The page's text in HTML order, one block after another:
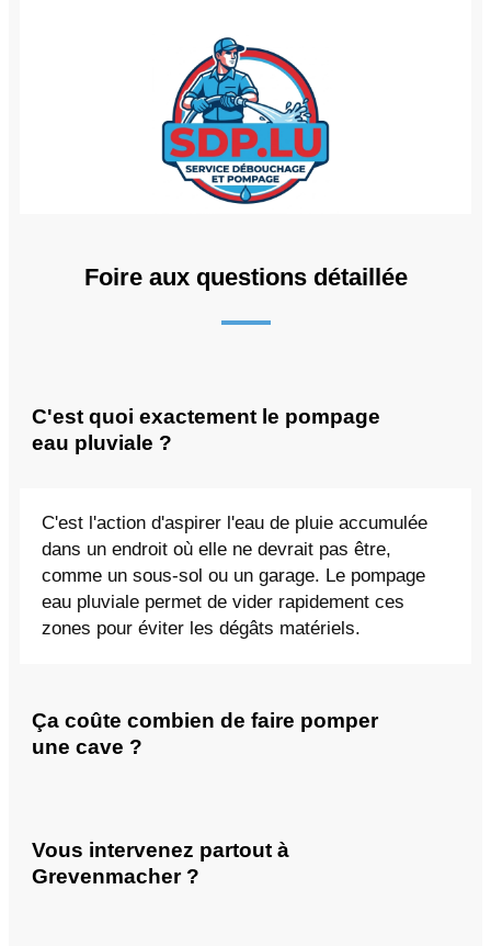
Foire aux questions détaillée
C'est quoi exactement le pompage
eau pluviale ?
C'est l'action d'aspirer l'eau de pluie accumulée
dans un endroit où elle ne devrait pas être,
comme un sous-sol ou un garage. Le pompage
eau pluviale permet de vider rapidement ces
zones pour éviter les dégâts matériels.
Ça coûte combien de faire pomper
une cave ?
Vous intervenez partout à
Grevenmacher ?